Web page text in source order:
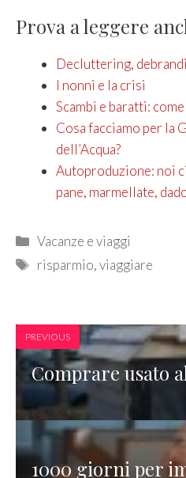
Prova a leggere
Decluttering,
I nonni e la crisi
Scambi e baratti:
Cosa facciamo per la
dell’Acqua?
Autoproduzione: noi
pane, marmellate,
Categories
Vacanze e viaggi
Tags
risparmio,viaggiare
PREVIOUS
Comprare usato
1000 giorni per